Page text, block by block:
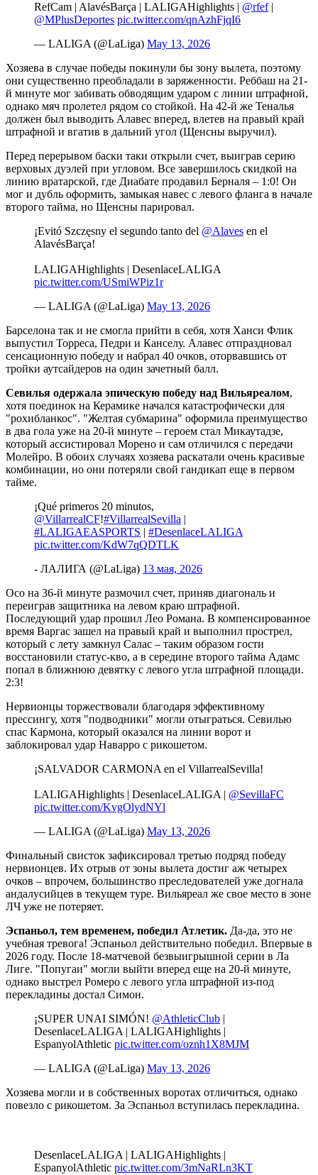
RefCam | AlavésBarça | LALIGAHighlights | @rfef|
@MPlusDeportes pic.twitter.com/qnAzhFjqI6
— LALIGA (@LaLiga) May 13, 2026
Хозяева в случае победы покинули бы зону вылета, поэтому
они существенно преобладали в заряженности. Реббаш на 21-
й минуте мог забивать обводящим ударом с линии штрафной,
однако мяч пролетел рядом со стойкой. На 42-й же Теналья
должен был выводить Алавес вперед, влетев на правый край
штрафной и вгатив в дальний угол (Щенсны выручил).
Перед перерывом баски таки открыли счет, выиграв серию
верховых дуэлей при угловом. Все завершилось скидкой на
линию вратарской, где Диабате продавил Берналя – 1:0! Он
мог и дубль оформить, замыкая навес с левого фланга в начале
второго тайма, но Щенсны парировал.
¡Evitó Szczęsny el segundo tanto del @Alaves en el
AlavésBarça!
LALIGAHighlights | DesenlaceLALIGA
pic.twitter.com/USmiWPiz1r
— LALIGA (@LaLiga) May 13, 2026
Барселона так и не смогла прийти в себя, хотя Ханси Флик
выпустил Торреса, Педри и Канселу. Алавес отпраздновал
сенсационную победу и набрал 40 очков, оторвавшись от
тройки аутсайдеров на один зачетный балл.
Севилья одержала эпическую победу над Вильяреалом,
хотя поединок на Керамике начался катастрофически для
"рохибланкос". "Желтая субмарина" оформила преимущество
в два гола уже на 20-й минуте – героем стал Микаутадзе,
который ассистировал Морено и сам отличился с передачи
Молейро. В обоих случаях хозяева раскатали очень красивые
комбинации, но они потеряли свой гандикап еще в первом
тайме.
¡Qué primeros 20 minutos,
@VillarrealCF!#VillarrealSevilla |
#LALIGAEASPORTS | #DesenlaceLALIGA
pic.twitter.com/KdW7qQDTLK
- ЛАЛИГА (@LaLiga) 13 мая, 2026
Осо на 36-й минуте размочил счет, приняв диагональ и
переиграв защитника на левом краю штрафной.
Последующий удар прошил Лео Романа. В компенсированное
время Варгас зашел на правый край и выполнил прострел,
который с лету замкнул Салас – таким образом гости
восстановили статус-кво, а в середине второго тайма Адамс
попал в ближнюю девятку с левого угла штрафной площади.
2:3!
Нервионцы торжествовали благодаря эффективному
прессингу, хотя "подводники" могли отыграться. Севилью
спас Кармона, который оказался на линии ворот и
заблокировал удар Наварро с рикошетом.
¡SALVADOR CARMONA en el VillarrealSevilla!
LALIGAHighlights | DesenlaceLALIGA | @SevillaFC
pic.twitter.com/KvgOlydNYl
— LALIGA (@LaLiga) May 13, 2026
Финальный свисток зафиксировал третью подряд победу
нервионцев. Их отрыв от зоны вылета достиг аж четырех
очков – впрочем, большинство преследователей уже догнала
андалусийцев в текущем туре. Вильяреал же свое место в зоне
ЛЧ уже не потеряет.
Эспаньол, тем временем, победил Атлетик. Да-да, это не
учебная тревога! Эспаньол действительно победил. Впервые в
2026 году. После 18-матчевой безвыигрышной серии в Ла
Лиге. "Попугаи" могли выйти вперед еще на 20-й минуте,
однако выстрел Ромеро с левого угла штрафной из-под
перекладины достал Симон.
¡SUPER UNAI SIMÓN! @AthleticClub |
DesenlaceLALIGA | LALIGAHighlights |
EspanyolAthletic pic.twitter.com/oznh1X8MJM
— LALIGA (@LaLiga) May 13, 2026
Хозяева могли и в собственных воротах отличиться, однако
повезло с рикошетом. За Эспаньол вступилась перекладина.
DesenlaceLALIGA | LALIGAHighlights |
EspanyolAthletic pic.twitter.com/3mNaRLn3KT